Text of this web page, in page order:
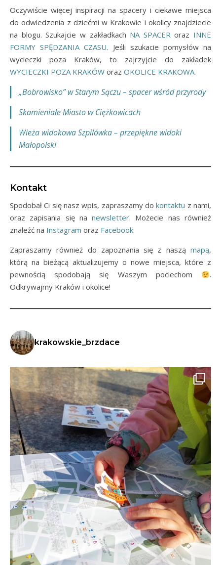
Oczywiście więcej inspiracji na spacery i ciekawe miejsca
do odwiedzenia z dziećmi w Krakowie i okolicy znajdziecie
na blogu. Szukajcie w zakładkach NA SPACERoraz INNE
FORMY SPĘDZANIA CZASU. Jeśli szukacie pomysłów na
wycieczki poza Kraków, to zajrzyjcie do zakładek
WYCIECZKI POZA KRAKÓW oraz OKOLICE KRAKOWA.
„Bobrowisko” w Starym Sączu – spacer wśród przyrody
Skamieniałe Miasto w Ciężkowicach
Wieża widokowa Szpilówka – przepiękne widoki
Małopolski
Kontakt
Spodobał Ci się nasz wpis, zapraszamy dokontaktu z nami,
oraz zapisania się nanewsletter. Możecie nas również
znaleźć na Instagram oraz Facebook.
Zapraszamy również do zapoznania się z naszą mapą,
którą na bieżącą aktualizujemy o nowe miejsca, które z
pewnością spodobają się Waszym pociechom
.
Odkrywajmy Kraków i okolice!
krakowskie_brzdace